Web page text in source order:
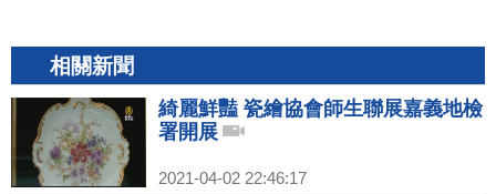
相關新聞
綺麗鮮豔 瓷繪協會師生聯展嘉義地檢
署開展
2021-04-02 22:46:17